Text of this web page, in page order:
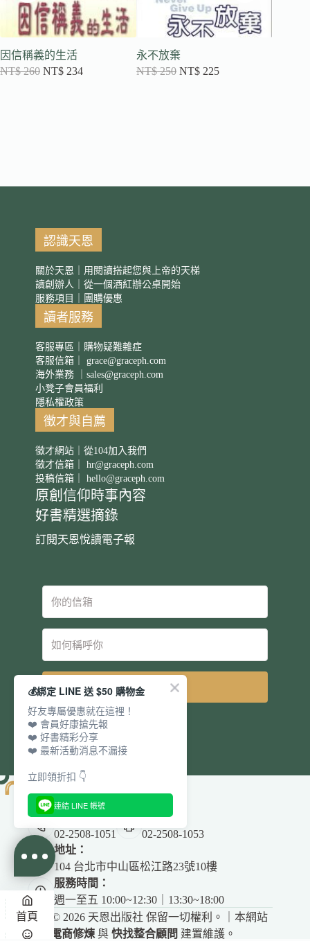
因信稱義的生活
NT$260 NT$ 234
永不放棄
NT$250 NT$ 225
認識天恩
關於天恩｜用閱讀搭起您與上帝的天梯
讀創辦人｜從一個酒紅辦公桌開始
服務項目｜團購優惠
讀者服務
客服專區｜購物疑難雜症
客服信箱｜ grace@graceph.com
海外業務 ｜ sales@graceph.com
小凳子會員福利
隱私權政策
徵才與自薦
徵才網站｜從104加入我們
徵才信箱｜ hr@graceph.com
投稿信箱｜ hello@graceph.com
原創信仰時事內容
好書精選摘錄
訂閱天恩悅讀電子報
立即訂閱
電話：
02-2508-1051
傳真：
02-2508-1053
地址：
104 台北市中山區松江路23號10樓
服務時間：
週一至五 10:00~12:30｜13:30~18:00
Copyright © 2026 天恩出版社 保留一切權利。｜本網站
電商修煉 與快找整合顧問 建置維護。
首頁
💰綁定 LINE 送 $50 購物金
好友專屬優惠就在這裡！
❤️ 會員好康搶先報
❤️ 好書精彩分享
❤️ 最新活動消息不漏接
立即領折扣 👇
連結 LINE 帳號